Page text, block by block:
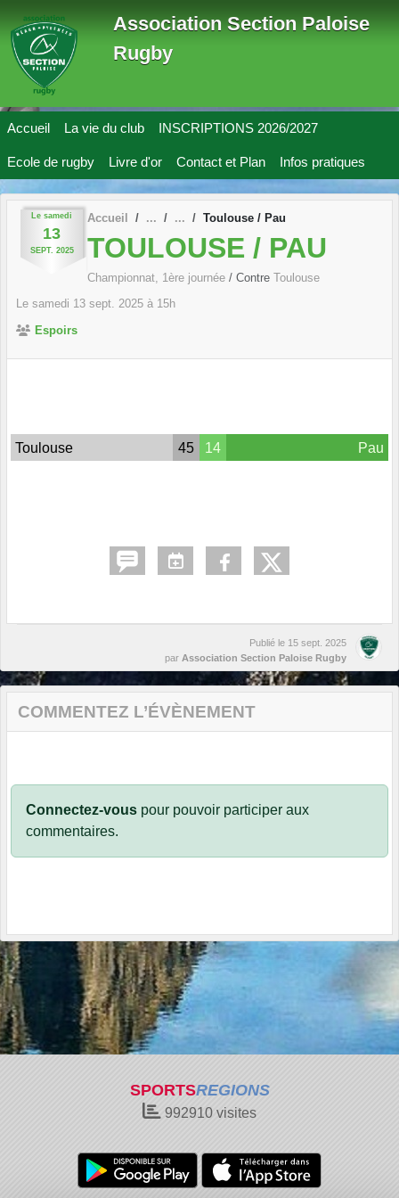
Association Section Paloise
Rugby
Accueil La vie du club INSCRIPTIONS 2026/2027
Ecole de rugby Livre d'or Contact et Plan Infos pratiques
Le samedi
13
SEPT. 2025
Accueil Toulouse / Pau
TOULOUSE / PAU
Championnat, 1ère journée / Contre Toulouse
Le samedi 13 sept. 2025 à 15h
Espoirs
Toulouse 45 14 Pau
Publié le 15 sept. 2025
par Association Section Paloise Rugby
COMMENTEZ L’ÉVÈNEMENT
Connectez-vous pour pouvoir participer aux
commentaires.
SPORTSREGIONS
992910 visites